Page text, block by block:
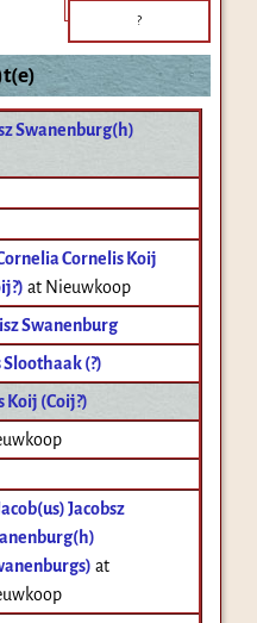
?
Swanenburg(h)
Cornelis Koij
at Nieuwkoop
Swanenburg
Sloothaak (?)
Koij (Coij?)
Jacobsz
at